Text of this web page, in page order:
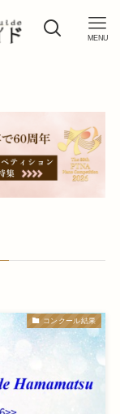
MENU
コンクール結果